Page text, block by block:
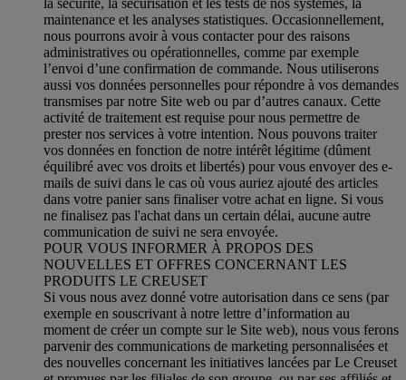
maintenance et les analyses statistiques. Occasionnellement,
nous pourrons avoir à vous contacter pour des raisons
administratives ou opérationnelles, comme par exemple
l’envoi d’une confirmation de commande. Nous utiliserons
aussi vos données personnelles pour répondre à vos demandes
transmises par notre Site web ou par d’autres canaux. Cette
activité de traitement est requise pour nous permettre de
prester nos services à votre intention. Nous pouvons traiter
vos données en fonction de notre intérêt légitime (dûment
équilibré avec vos droits et libertés) pour vous envoyer des e-
mails de suivi dans le cas où vous auriez ajouté des articles
dans votre panier sans finaliser votre achat en ligne. Si vous
ne finalisez pas l'achat dans un certain délai, aucune autre
communication de suivi ne sera envoyée.
POUR VOUS INFORMER À PROPOS DES
NOUVELLES ET OFFRES CONCERNANT LES
PRODUITS LE CREUSET
Si vous nous avez donné votre autorisation dans ce sens (par
exemple en souscrivant à notre lettre d’information au
moment de créer un compte sur le Site web), nous vous ferons
parvenir des communications de marketing personnalisées et
des nouvelles concernant les initiatives lancées par Le Creuset